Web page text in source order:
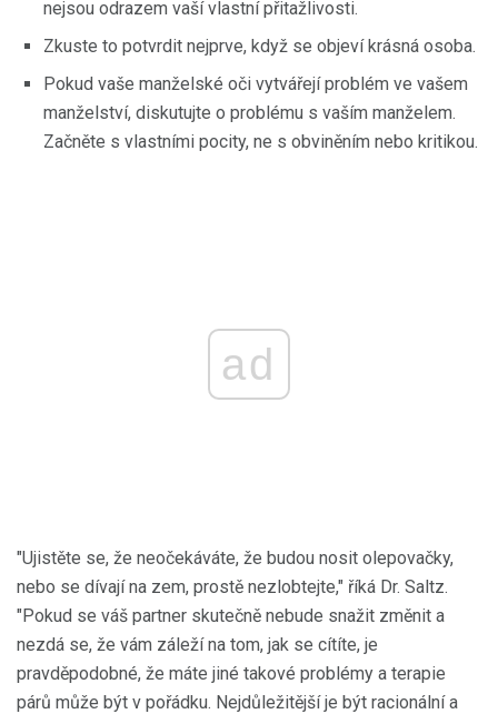
nejsou odrazem vaší vlastní přitažlivosti.
Zkuste to potvrdit nejprve, když se objeví krásná osoba.
Pokud vaše manželské oči vytvářejí problém ve vašem
manželství, diskutujte o problému s vaším manželem.
Začněte s vlastními pocity, ne s obviněním nebo kritikou.
ad
"Ujistěte se, že neočekáváte, že budou nosit olepovačky,
nebo se dívají na zem, prostě nezlobtejte," říká Dr. Saltz.
"Pokud se váš partner skutečně nebude snažit změnit a
nezdá se, že vám záleží na tom, jak se cítíte, je
pravděpodobné, že máte jiné takové problémy a terapie
párů může být v pořádku. Nejdůležitější je být racionální a